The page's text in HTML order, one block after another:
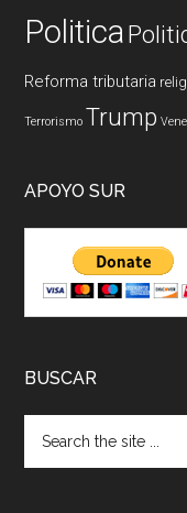
Politica
Reforma tributaria
Terrorismo Trump
APOYO SUR
BUSCAR